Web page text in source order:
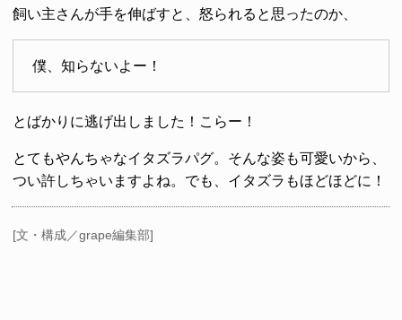
飼い主さんが手を伸ばすと、怒られると思ったのか、
僕、知らないよー！
とばかりに逃げ出しました！こらー！
とてもやんちゃなイタズラパグ。そんな姿も可愛いから、
つい許しちゃいますよね。でも、イタズラもほどほどに！
[文・構成／grape編集部]